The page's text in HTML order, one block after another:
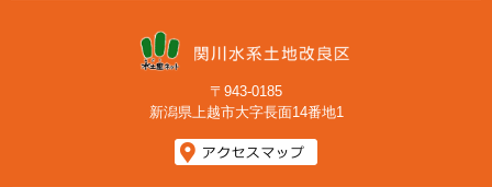
〒943-0185
新潟県上越市大字長面14番地1